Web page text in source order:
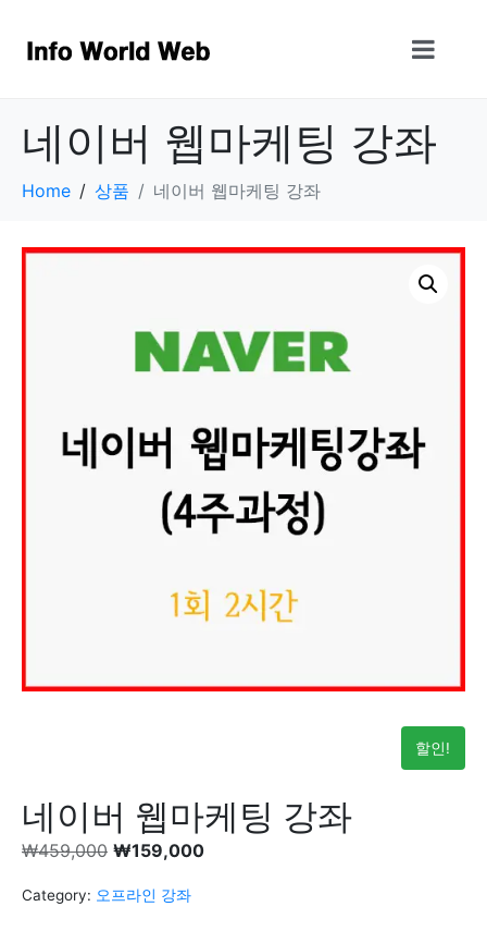
네이버 웹마케팅 강좌
Home 상품 네이버 웹마케팅 강좌
할인!
네이버 웹마케팅 강좌
₩459,000 ₩159,000
Category: 오프라인 강좌